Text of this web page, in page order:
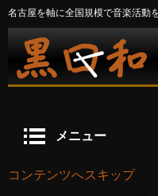
名古屋を軸に全国規模で音楽活動
メニュー
コンテンツへスキップ